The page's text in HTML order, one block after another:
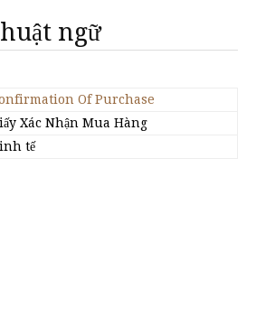
ngữ
Of Purchase
Xác Nhận Mua Hàng
tế